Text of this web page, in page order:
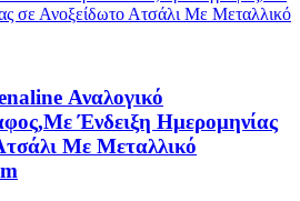
Αναλογικό
Ένδειξη Ημερομηνίας
Με Μεταλλικό